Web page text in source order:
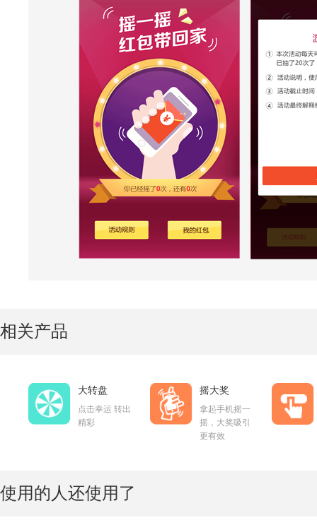
相关产品
大转盘
点击幸运 转出
精彩
摇大奖
拿起手机摇一
摇，大奖吸引
更有效
使用的人还使用了